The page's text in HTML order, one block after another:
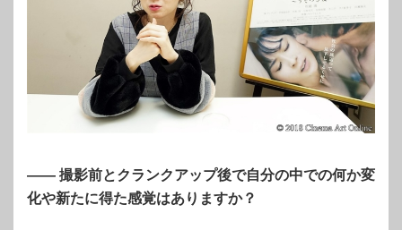
―― 撮影前とクランクアップ後で自分の中での何か変
化や新たに得た感覚はありますか？